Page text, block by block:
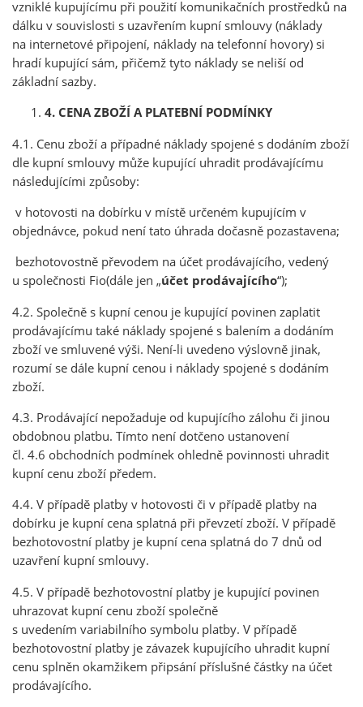
vzniklé kupujícímu při použití komunikačních prostředků na
dálku v souvislosti s uzavřením kupní smlouvy (náklady
na internetové připojení, náklady na telefonní hovory) si
hradí kupující sám, přičemž tyto náklady se neliší od
základní sazby.
4. CENA ZBOŽÍ A PLATEBNÍ PODMÍNKY
4.1. Cenu zboží a případné náklady spojené s dodáním zboží
dle kupní smlouvy může kupující uhradit prodávajícímu
následujícími způsoby:
v hotovosti na dobírku v místě určeném kupujícím v
objednávce, pokud není tato úhrada dočasně pozastavena;
bezhotovostně převodem na účet prodávajícího, vedený
u společnosti Fio(dále jen „účet prodávajícího“);
4.2. Společně s kupní cenou je kupující povinen zaplatit
prodávajícímu také náklady spojené s balením a dodáním
zboží ve smluvené výši. Není-li uvedeno výslovně jinak,
rozumí se dále kupní cenou i náklady spojené s dodáním
zboží.
4.3. Prodávající nepožaduje od kupujícího zálohu či jinou
obdobnou platbu. Tímto není dotčeno ustanovení
čl. 4.6 obchodních podmínek ohledně povinnosti uhradit
kupní cenu zboží předem.
4.4. V případě platby v hotovosti či v případě platby na
dobírku je kupní cena splatná při převzetí zboží. V případě
bezhotovostní platby je kupní cena splatná do 7 dnů od
uzavření kupní smlouvy.
4.5. V případě bezhotovostní platby je kupující povinen
uhrazovat kupní cenu zboží společně
s uvedením variabilního symbolu platby. V případě
bezhotovostní platby je závazek kupujícího uhradit kupní
cenu splněn okamžikem připsání příslušné částky na účet
prodávajícího.